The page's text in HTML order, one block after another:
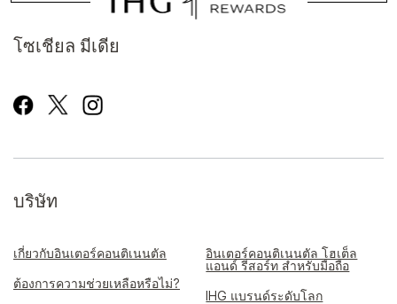
โซเชียล มีเดีย
บริษัท
เกี่ยวกับอินเตอร์คอนติเนนตัล
อินเตอร์คอนติเนนตัล โฮเต็ล
แอนด์ รีสอร์ท สำหรับมือถือ
ต้องการความช่วยเหลือหรือไม่?
IHG แบรนด์ระดับโลก